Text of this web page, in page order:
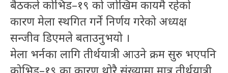
बैठकले कोभिड–१९ को जोखिम कायमै रहेको
कारण मेला स्थगित गर्ने निर्णय गरेको अध्यक्ष
सन्जीव डिएमले बताउनुभयो ।
मेला भर्नका लागि तीर्थयात्री आउने क्रम सुरु भएपनि